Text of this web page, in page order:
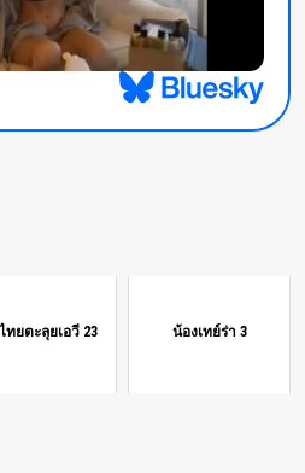
ทยตะลุยเอวี 23 น้องเทย์ร่า 3